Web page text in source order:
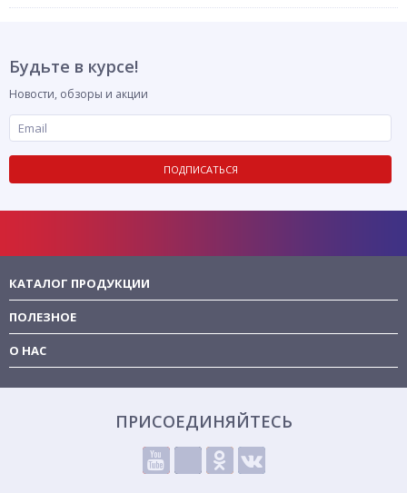
Будьте в курсе!
Новости, обзоры и акции
ПОДПИСАТЬСЯ
КАТАЛОГ ПРОДУКЦИИ
ПОЛЕЗНОЕ
О НАС
ПРИСОЕДИНЯЙТЕСЬ